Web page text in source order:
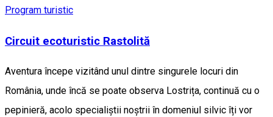
Program turistic
Circuit ecoturistic Rastolită
Aventura începe vizitând unul dintre singurele locuri din
România, unde încă se poate observa Lostrița, continuă cu o
pepinieră, acolo specialiștii noștrii în domeniul silvic îți vor